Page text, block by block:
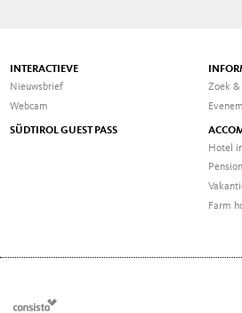
INTERACTIEVE
Nieuwsbrief
Webcam
Zoek &
SÜDTIROL GUEST PASS
Hotel
Farm